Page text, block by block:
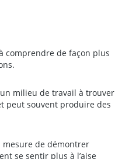
comprendre de façon plus
milieu de travail à trouver
peut souvent produire des
de démontrer
se sentir plus à l’aise